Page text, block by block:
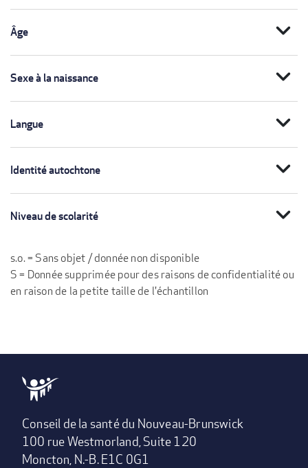
Âge expand_more
Sexe à la naissance expand_more
Langue expand_more
Identité autochtone expand_more
Niveau de scolarité expand_more
s.o. = Sans objet / donnée non disponible
S = Donnée supprimée pour des raisons de confidentialité ou
en raison de la petite taille de l'échantillon
Conseil de la santé du Nouveau-Brunswick
100 rue Westmorland, Suite 120
Moncton, N.-B. E1C 0G1